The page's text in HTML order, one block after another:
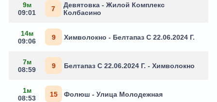
9м
09:01
7
Девятовка - Жилой Комплекс
Колбасино
14м
09:06
9 Химволокно - Белтапаз С 22.06.2024 Г.
7м
08:59
9 Белтапаз С 22.06.2024 Г. - Химволокно
1м
08:53
15 Фолюш - Улица Молодежная